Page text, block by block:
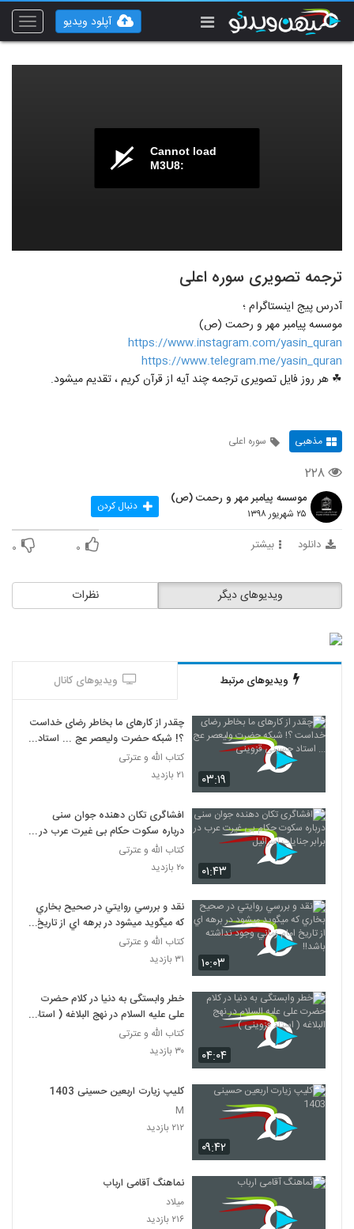
Toggle
آپلود ویدیو
Cannot load
M3U8:
ترجمه تصویری سوره اعلی
آدرس پیج اینستاگرام ؛
موسسه پیامبر مهر و رحمت (ص)
https://www.instagram.com/yasin_quran
https://www.telegram.me/yasin_quran
☘ هر روز فایل تصویری ترجمه چند آیه از قرآن کریم ، تقدیم میشود.
مذهبی سوره اعلی
۲۲۸
موسسه پیامبر مهر و رحمت (ص)
۲۵ شهریور ۱۳۹۸ دنبال کردن
دانلود بیشتر ۰ ۰
نظرات ویدیوهای دیگر
ویدیوهای مرتبط ویدیوهای کانال
۰۳:۱۹
چقدر از کارهای ما بخاطر رضای خداست
؟! شبکه حضرت ولیعصر عج ... استاد
حسینی قزوینی
کتاب الله و عترتی
۲۱ بازدید
۰۱:۴۳
افشاگری تکان دهنده جوان سنی
درباره سکوت حکام بی غیرت عرب در
برابر جنایات اسرائیل
کتاب الله و عترتی
۲۰ بازدید
۱۰:۰۳
نقد و بررسي روايتي در صحيح بخاري
که ميگويد ميشود در برهه اي از تاريخ
امام زماني وجود نداشته باشد!!
کتاب الله و عترتی
۳۱ بازدید
۰۴:۰۴
خطر وابستگی به دنیا در کلام حضرت
علی علیه السلام در نهج البلاغه ( استاد
قزوینی )
کتاب الله و عترتی
۳۰ بازدید
۰۹:۴۲
کلیپ زیارت اربعین حسینی 1403
M
۲۱۲ بازدید
نماهنگ آقامی ارباب
میلاد
۲۱۶ بازدید